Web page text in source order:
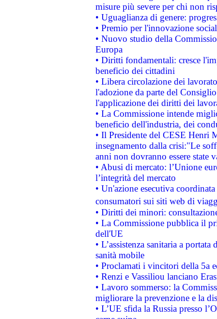
misure più severe per chi non
• Uguaglianza di genere:
• Premio per l'innovazione
• Nuovo studio della
Europa
• Diritti fondamentali: cresce
beneficio dei cittadini
• Libera circolazione dei
l'adozione da parte del
l'applicazione dei diritti dei
• La Commissione intende
beneficio dell'industria, dei
• Il Presidente del CESE Henri
insegnamento dalla crisi:"Le
anni non dovranno essere state
• Abusi di mercato: l’Unione
l’integrità del mercato
• Un'azione esecutiva
consumatori sui siti web di
• Diritti dei minori:
• La Commissione pubblica il
dell'UE
• L’assistenza sanitaria a
sanità mobile
• Proclamati i vincitori della 5a
• Renzi e Vassiliou lanciano
• Lavoro sommerso: la
migliorare la prevenzione e la
• L’UE sfida la Russia presso